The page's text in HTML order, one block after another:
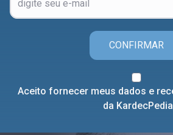
CONFIRMAR
Aceito fornecer meus dados e
da